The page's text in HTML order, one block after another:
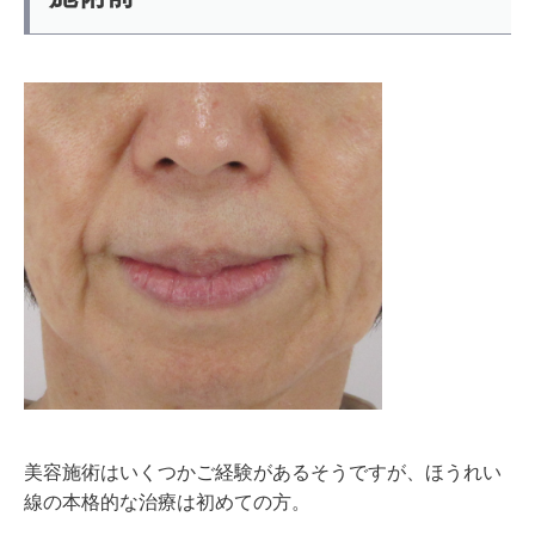
美容施術はいくつかご経験があるそうですが、ほうれい
線の本格的な治療は初めての方。